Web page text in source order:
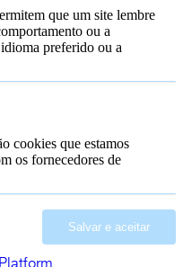
que um site lembre
ou a
preferido ou a
cookies que estamos
os fornecedores de
Salvar e aceitar